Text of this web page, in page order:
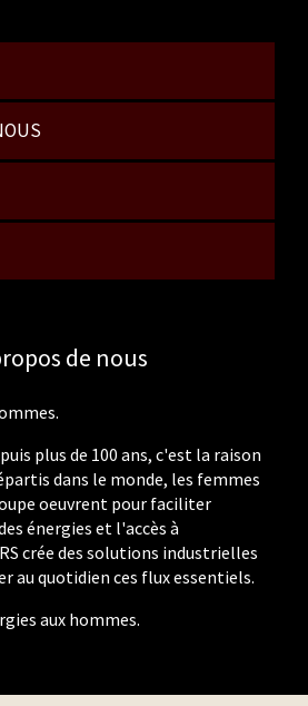
de nous
plus de 100 ans, c'est la raison
dans le monde, les femmes
oeuvrent pour faciliter
énergies et l'accès à
crée des solutions industrielles
au quotidien ces flux essentiels.
aux hommes.